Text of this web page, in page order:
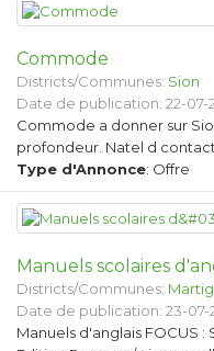
Commode
Districts/Communes: Sion
Date de publication: 22-07-
Commode a donner sur
profondeur. Natel d contact
Type d'Annonce: Offre
Manuels scolaires
Districts/Communes:
Date de publication: 23-07-
Manuels d'anglais FOCUS